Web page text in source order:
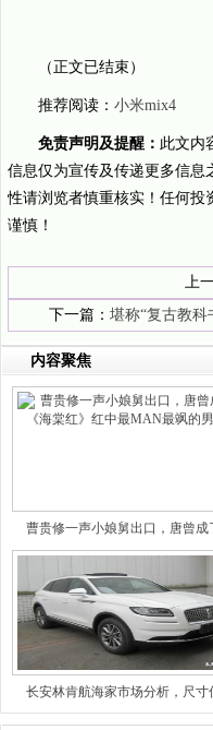
（正文已结束）
推荐阅读： 小米mix4
免责声明及提醒： 此文内
信息仅为宣传及传递更多信息
性请浏览者慎重核实！任何投
谨慎！
上
下一篇： 堪称“复古教科
内容聚焦
曹贵修一声小娘舅出口，唐曾成
长安林肯航海家市场分析，尺寸